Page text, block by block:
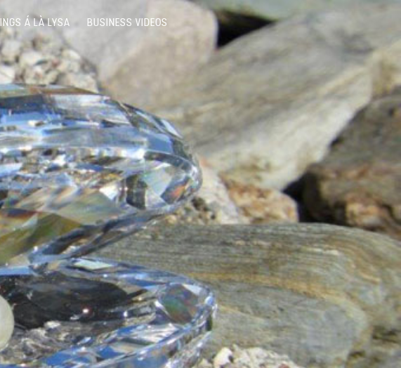
Á LÀ LYSA
BUSINESS VIDEOS